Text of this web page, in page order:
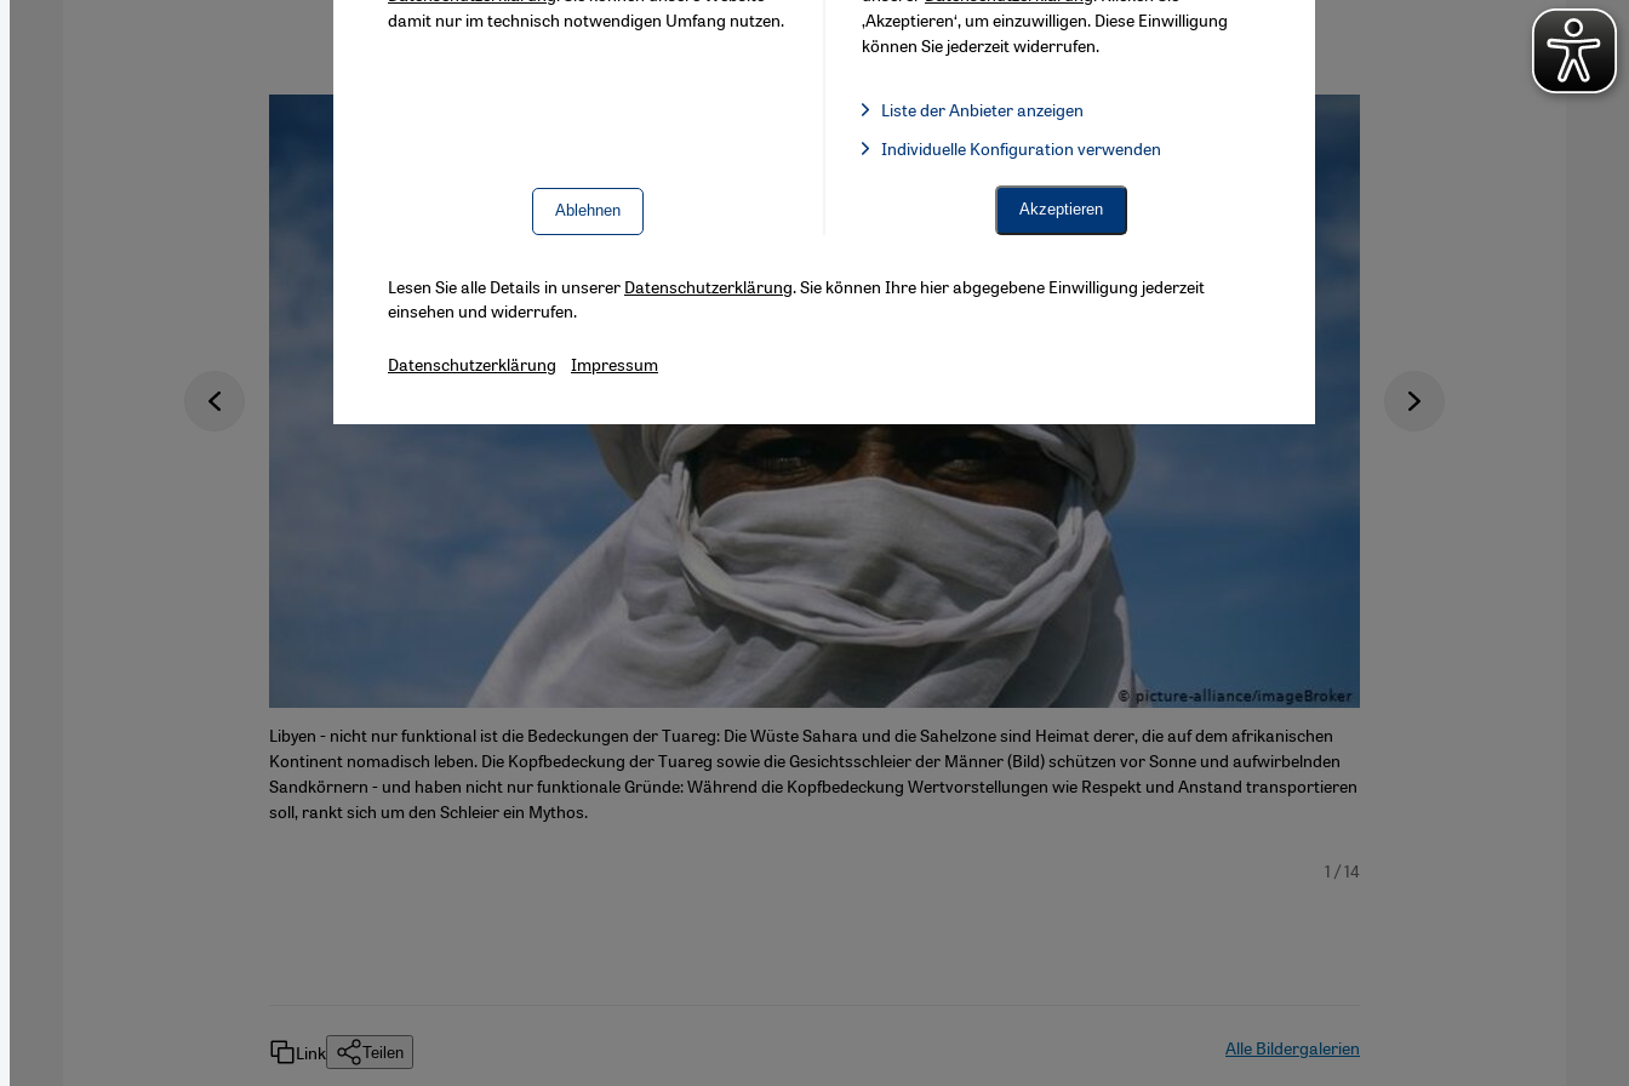
Libyen - nicht nur funktional ist die Bedeckungen der Tuareg: Die Wüste Sahara und die Sahelzone sind Heimat derer, die auf dem afrikanischen
Kontinent nomadisch leben. Die Kopfbedeckung der Tuareg sowie die Gesichtsschleier der Männer (Bild) schützen vor Sonne und aufwirbelnden
Sandkörnern - und haben nicht nur funktionale Gründe: Während die Kopfbedeckung Wertvorstellungen wie Respekt und Anstand transportieren
soll, rankt sich um den Schleier ein Mythos.
1 / 14
Link Teilen Alle Bildergalerien
damit nur im technisch notwendigen Umfang nutzen.
Ablehnen
‚Akzeptieren‘, um einzuwilligen. Diese Einwilligung
können Sie jederzeit widerrufen.
Liste der Anbieter anzeigen
Facebook Embed / Facebook Connect, Google Maps Embed, Google Tag Manager, Instagram Embed,
Individuelle Konfiguration verwenden
Akzeptieren
Lesen Sie alle Details in unserer Datenschutzerklärung. Sie können Ihre hier abgegebene Einwilligung jederzeit
einsehen und widerrufen.
Datenschutzerklärung Impressum